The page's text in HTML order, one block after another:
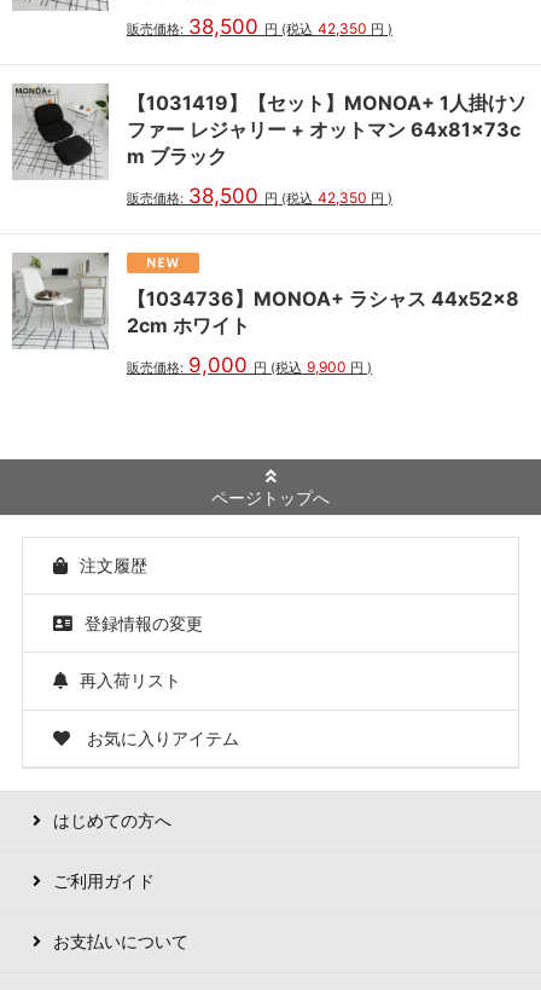
販売価格: 38,500 円 (税込 42,350 円 )
【1031419】【セット】MONOA+ 1人掛けソ
ファー レジャリー + オットマン 64x81x73c
m ブラック
販売価格: 38,500 円 (税込 42,350 円 )
【1034736】MONOA+ ラシャス 44x52x8
2cm ホワイト
販売価格: 9,000 円 (税込 9,900 円 )
ページトップへ
注文履歴
登録情報の変更
再入荷リスト
お気に入りアイテム
はじめての方へ
ご利用ガイド
お支払いについて